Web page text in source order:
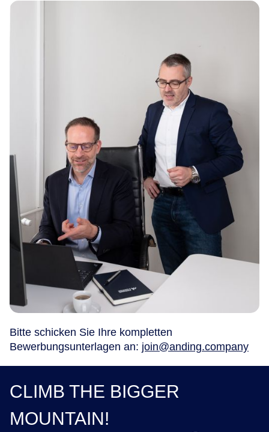
Bitte schicken Sie Ihre kompletten
Bewerbungsunterlagen an: join@anding.company
CLIMB THE BIGGER
MOUNTAIN!